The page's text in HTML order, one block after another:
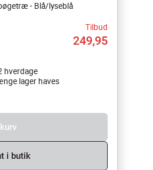
- Blå/lyseblå
Tilbud
249,95
hverdage
lager haves
i butik